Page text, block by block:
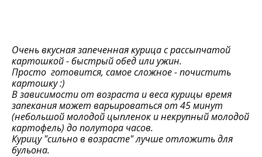
Очень вкусная запеченная курица с рассыпчатой
картошкой - быстрый обед или ужин.
Просто готовится, самое сложное - почистить
картошку :)
В зависимости от возраста и веса курицы время
запекания может варьироваться от 45 минут
(небольшой молодой цыпленок и некрупный молодой
картофель) до полутора часов.
Курицу "сильно в возрасте" лучше отложить для
бульона.